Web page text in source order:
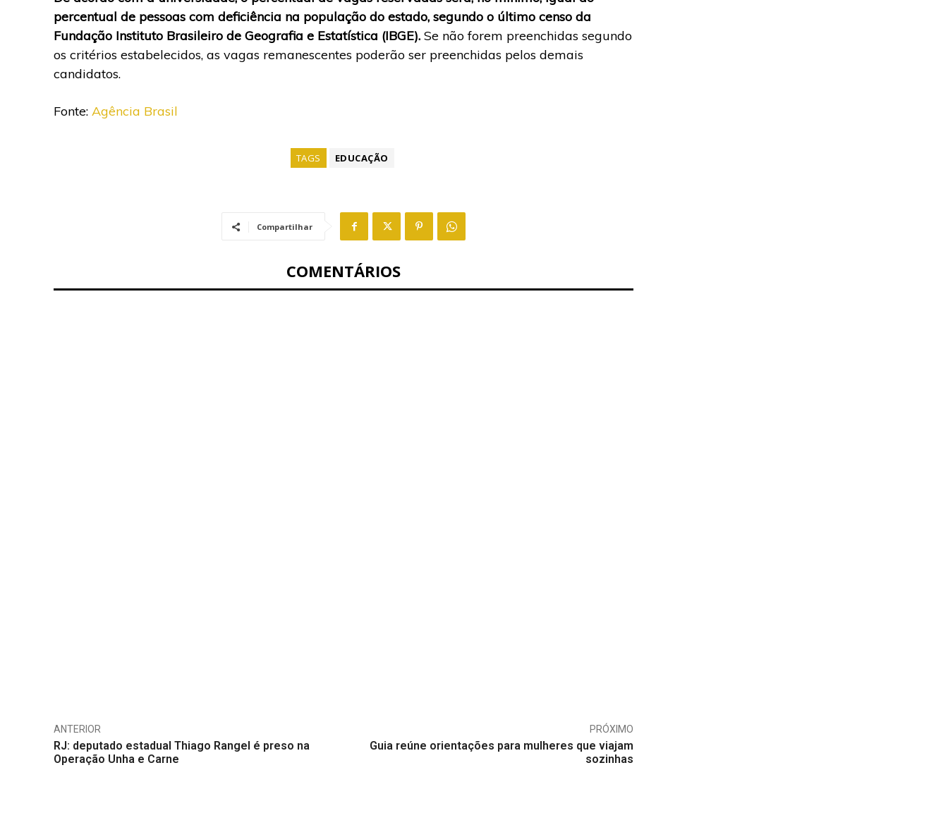
percentual de pessoas com deficiência na população do estado, segundo o último censo da
Fundação Instituto Brasileiro de Geografia e Estatística (IBGE). Se não forem preenchidas segundo
os critérios estabelecidos, as vagas remanescentes poderão ser preenchidas pelos demais
candidatos.
Fonte: Agência Brasil
TAGS EDUCAÇÃO
Compartilhar
COMENTÁRIOS
ANTERIOR
RJ: deputado estadual Thiago Rangel é preso na
Operação Unha e Carne
PRÓXIMO
Guia reúne orientações para mulheres que viajam
sozinhas